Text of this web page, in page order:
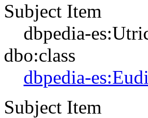
Subject Item
dbpedia-
dbo:class
dbpedia-
Subject Item